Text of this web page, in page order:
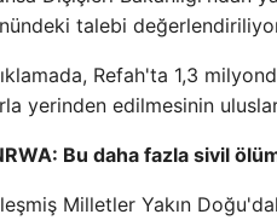
talebi
Refah'ta 1,3
yerinden edilmesinin
Bu daha fazla sivil
Milletler Yakın